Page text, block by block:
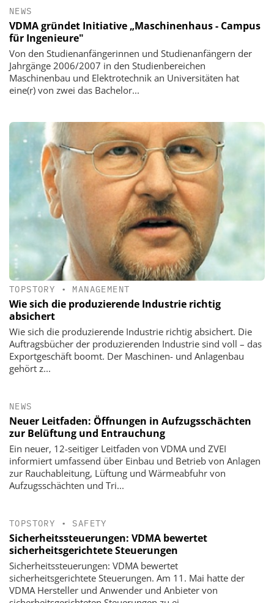
NEWS
VDMA gründet Initiative „Maschinenhaus - Campus
für Ingenieure"
Von den Studienanfängerinnen und Studienanfängern der
Jahrgänge 2006/2007 in den Studienbereichen
Maschinenbau und Elektrotechnik an Universitäten hat
eine(r) von zwei das Bachelor...
TOPSTORY • MANAGEMENT
Wie sich die produzierende Industrie richtig
absichert
Wie sich die produzierende Industrie richtig absichert. Die
Auftragsbücher der produzierenden Industrie sind voll – das
Exportgeschäft boomt. Der Maschinen- und Anlagenbau
gehört z...
NEWS
Neuer Leitfaden: Öffnungen in Aufzugsschächten
zur Belüftung und Entrauchung
Ein neuer, 12-seitiger Leitfaden von VDMA und ZVEI
informiert umfassend über Einbau und Betrieb von Anlagen
zur Rauchableitung, Lüftung und Wärmeabfuhr von
Aufzugsschächten und Tri...
TOPSTORY • SAFETY
Sicherheitssteuerungen: VDMA bewertet
sicherheitsgerichtete Steuerungen
Sicherheitssteuerungen: VDMA bewertet
sicherheitsgerichtete Steuerungen. Am 11. Mai hatte der
VDMA Hersteller und Anwender und Anbieter von